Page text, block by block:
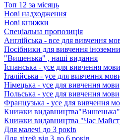
Топ 12 за місяць
Нові надходження
Нові книжки
Спеціальна пропозиція
Англійська - все для вивчення
Посібники для вивчення
"Вишенька" , наші видання
Іспанська - усе для вивчення мови
Італійська - усе для вивчення
Німецька - усе для вивчення мови
Польська - усе для вивчення мови
Французька - усе для вивчення
Книжки видавництва"Вишенька"
Книжки видавництва "Час
Для малечі до 3 років